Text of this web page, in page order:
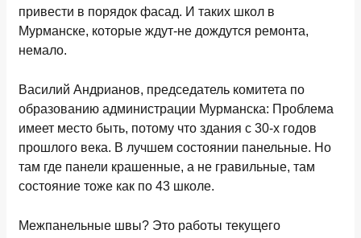
привести в порядок фасад. И таких школ в
Мурманске, которые ждут-не дождутся ремонта,
немало.
Василий Андрианов, председатель комитета по
образованию администрации Мурманска: Проблема
имеет место быть, потому что здания с 30-х годов
прошлого века. В лучшем состоянии панельные. Но
там где панели крашенные, а не гравильные, там
состояние тоже как по 43 школе.
Межпанельные швы? Это работы текущего